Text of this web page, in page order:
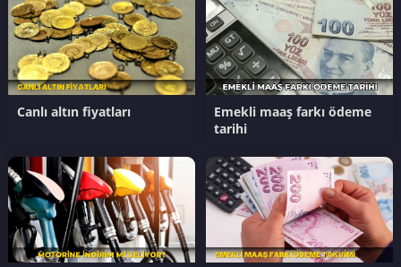
Canlı altın fiyatları
Emekli maaş farkı ödeme
tarihi